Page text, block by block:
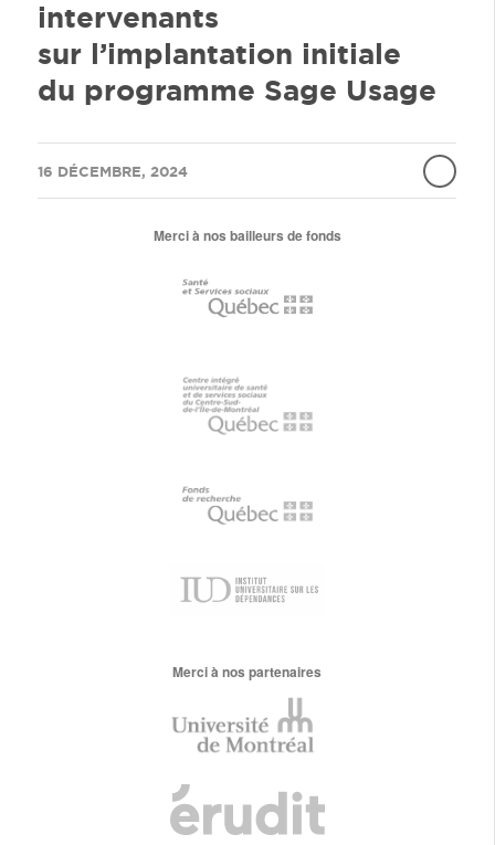
intervenants
sur l’implantation initiale
du programme Sage Usage
16 DÉCEMBRE, 2024
/
Merci à nos bailleurs de fonds
Merci à nos partenaires